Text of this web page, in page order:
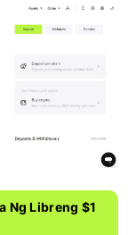
Ng Libreng $1